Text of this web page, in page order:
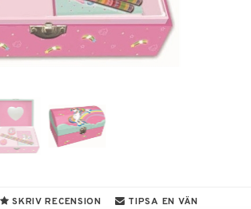
SKRIV RECENSION TIPSA EN VÄN